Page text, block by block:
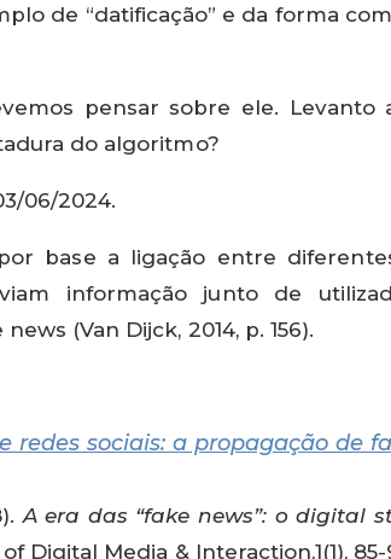
de “datificação” e da forma
pensar sobre ele. Levanto
do algoritmo?
06/2024.
base a ligação entre
informação junto de
(Van Dijck, 2014, p. 156).
redes sociais: a propagação de
A era das “fake news”: o digital
Digital Media & Interaction,1(1), 85-